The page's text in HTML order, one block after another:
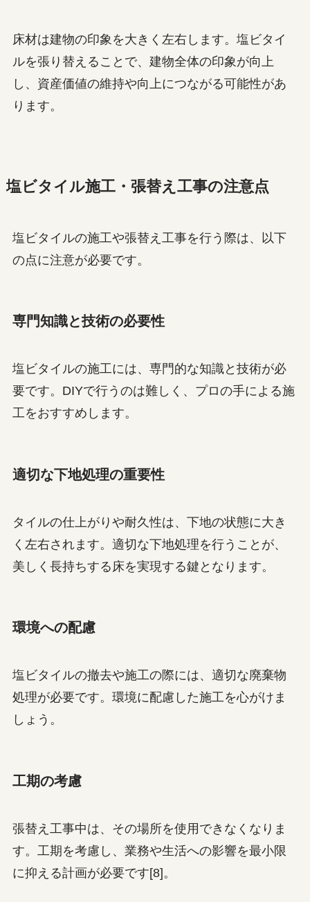
床材は建物の印象を大きく左右します。塩ビタイ
ルを張り替えることで、建物全体の印象が向上
し、資産価値の維持や向上につながる可能性があ
ります。
塩ビタイル施工・張替え工事の注意点
塩ビタイルの施工や張替え工事を行う際は、以下
の点に注意が必要です。
専門知識と技術の必要性
塩ビタイルの施工には、専門的な知識と技術が必
要です。DIYで行うのは難しく、プロの手による施
工をおすすめします。
適切な下地処理の重要性
タイルの仕上がりや耐久性は、下地の状態に大き
く左右されます。適切な下地処理を行うことが、
美しく長持ちする床を実現する鍵となります。
環境への配慮
塩ビタイルの撤去や施工の際には、適切な廃棄物
処理が必要です。環境に配慮した施工を心がけま
しょう。
工期の考慮
張替え工事中は、その場所を使用できなくなりま
す。工期を考慮し、業務や生活への影響を最小限
に抑える計画が必要です[8]。